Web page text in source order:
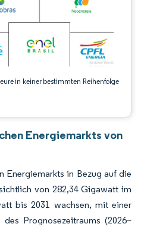
in keiner bestimmten Reihenfolge
Energiemarkts von
Energiemarkts in Bezug auf die
von 282,34 Gigawatt im
bis 2031 wachsen, mit einer
Prognosezeitraums (2026–